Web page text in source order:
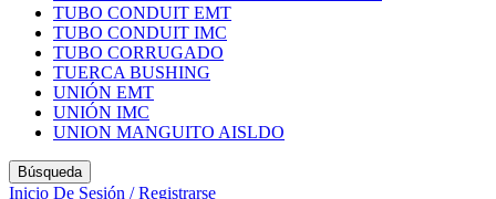
TUBO CONDUIT EMT
TUBO CONDUIT IMC
TUBO CORRUGADO
TUERCA BUSHING
UNIÓN EMT
UNIÓN IMC
UNION MANGUITO AISLDO
Búsqueda
Inicio De Sesión / Registrarse